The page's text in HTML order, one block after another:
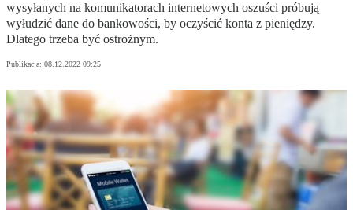
wysyłanych na komunikatorach internetowych oszuści próbują
wyłudzić dane do bankowości, by oczyścić konta z pieniędzy.
Dlatego trzeba być ostrożnym.
Publikacja: 08.12.2022 09:25